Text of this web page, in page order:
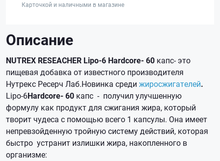
Карточкой и наличными в магазине
Описание
NUTREX RESEACHER Lipo-6 Hardcore- 60 капс- это
пищевая добавка от известного производителя
Нутрекс Ресерч Лаб.Новинка среди жиросжигателей.
Lipo-6Hardcore- 60 капс - получил улучшенную
формулу как продукт для сжигания жира, который
творит чудеса с помощью всего 1 капсулы. Она имеет
непревзойденную тройную систему действий, которая
быстро устранит излишки жира, накопленного в
организме: